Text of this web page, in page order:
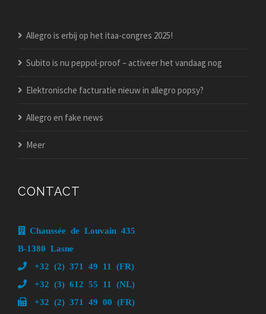
Allegro is erbij op het itaa-congres 2025!
Subito is nu peppol-proof – activeer het vandaag nog
Elektronische facturatie nieuw in allegro popsy?
Allegro en fake news
Meer
CONTACT
Chaussée de Louvain 435
B-1380 Lasne
+32 (2) 371 49 11 (FR)
+32 (3) 612 55 11 (NL)
+32 (2) 371 49 00 (FR)